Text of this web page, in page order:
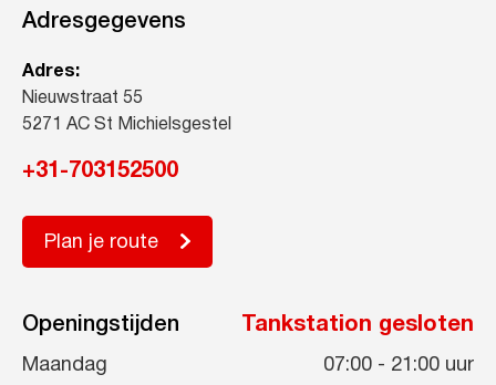
Adresgegevens
Adres:
Nieuwstraat 55
5271 AC St Michielsgestel
+31-703152500
Plan je route
Openingstijden Tankstation gesloten
Maandag 07:00 - 21:00 uur